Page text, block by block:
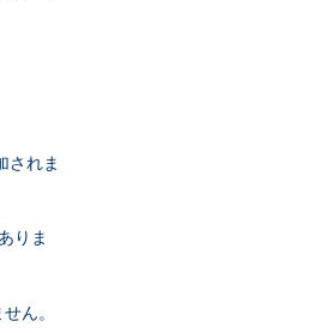
されま
りま
ん。